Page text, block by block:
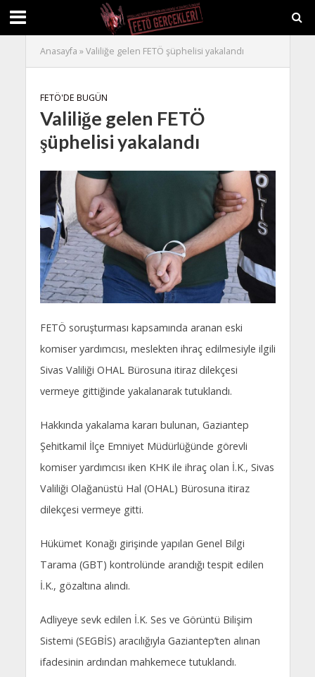
Anasayfa »Valiliğe gelen FETÖ şüphelisi yakalandı
FETÖ'DE BUGÜN
Valiliğe gelen FETÖ
şüphelisi yakalandı
FETÖ soruşturması kapsamında aranan eski
komiser yardımcısı, meslekten ihraç edilmesiyle ilgili
Sivas Valiliği OHAL Bürosuna itiraz dilekçesi
vermeye gittiğinde yakalanarak tutuklandı.
Hakkında yakalama kararı bulunan, Gaziantep
Şehitkamil İlçe Emniyet Müdürlüğünde görevli
komiser yardımcısı iken KHK ile ihraç olan İ.K., Sivas
Valiliği Olağanüstü Hal (OHAL) Bürosuna itiraz
dilekçesi vermeye gitti.
Hükümet Konağı girişinde yapılan Genel Bilgi
Tarama (GBT) kontrolünde arandığı tespit edilen
İ.K., gözaltına alındı.
Adliyeye sevk edilen İ.K. Ses ve Görüntü Bilişim
Sistemi (SEGBİS) aracılığıyla Gaziantep’ten alınan
ifadesinin ardından mahkemece tutuklandı.